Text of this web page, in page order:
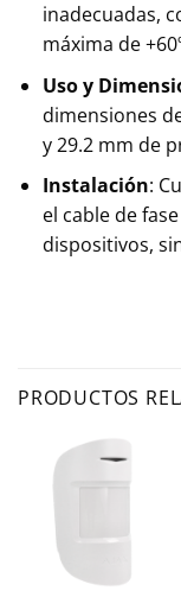
inadecuadas,
máxima de
Uso y
dimensiones
y 29.2 mm de
Instalación:
el cable de
dispositivos,
PRODUCTOS